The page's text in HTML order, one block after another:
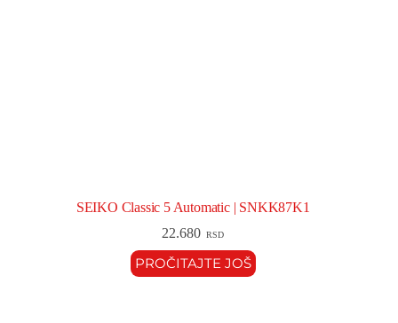
SEIKO Classic 5 Automatic | SNKK87K1
22.680 RSD
PROČITAJTE JOŠ